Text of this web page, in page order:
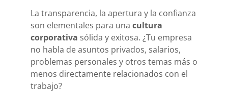
La transparencia, la apertura y la confianza
son elementales para una cultura
corporativa sólida y exitosa. ¿Tu empresa
no habla de asuntos privados, salarios,
problemas personales y otros temas más o
menos directamente relacionados con el
trabajo?